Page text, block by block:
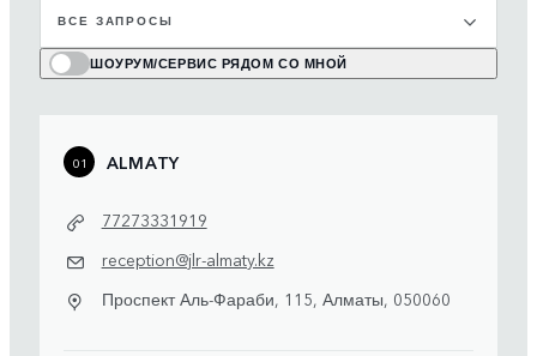
ВСЕ ЗАПРОСЫ
ШОУРУМ/СЕРВИС РЯДОМ СО МНОЙ
01 ALMATY
77273331919
reception@jlr-almaty.kz
Проспект Аль-Фараби, 115, Алматы, 050060